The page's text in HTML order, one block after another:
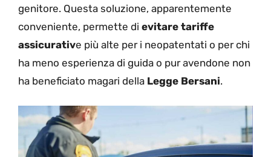
genitore. Questa soluzione, apparentemente
conveniente, permette di evitare tariffe
assicurative più alte per i neopatentati o per chi
ha meno esperienza di guida o pur avendone non
ha beneficiato magari della Legge Bersani.